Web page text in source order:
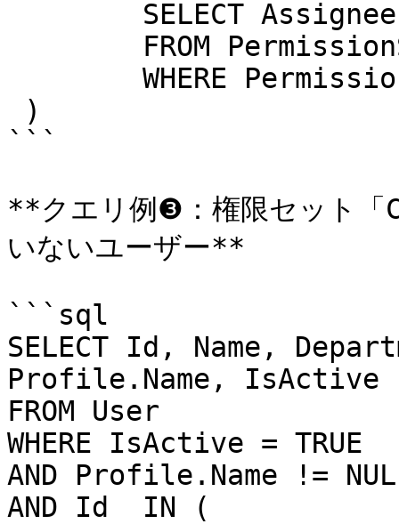
```
**クエリ例❸：権限セット
いないユーザー**
```sql
SELECT Id, Name,
Profile.Name, IsActive
FROM User
WHERE IsActive = TRUE
AND Profile.Name !=
AND Id  IN (